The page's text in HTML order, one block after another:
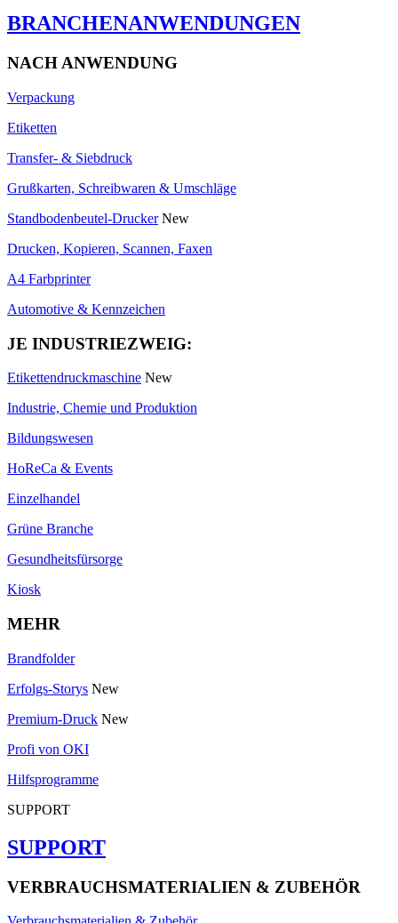
BRANCHENANWENDUNGEN
NACH ANWENDUNG
Verpackung
Etiketten
Transfer- & Siebdruck
Grußkarten, Schreibwaren & Umschläge
Standbodenbeutel-Drucker New
Drucken, Kopieren, Scannen, Faxen
A4 Farbprinter
Automotive & Kennzeichen
JE INDUSTRIEZWEIG:
Etikettendruckmaschine New
Industrie, Chemie und Produktion
Bildungswesen
HoReCa & Events
Einzelhandel
Grüne Branche
Gesundheitsfürsorge
Kiosk
MEHR
Brandfolder
Erfolgs-Storys New
Premium-Druck New
Profi von OKI
Hilfsprogramme
SUPPORT
SUPPORT
VERBRAUCHSMATERIALIEN & ZUBEHÖR